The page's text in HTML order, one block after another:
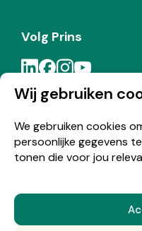
Wij gebruiken
We gebruiken cookies
persoonlijke gegevens
tonen die voor jou
Volg Prins
Meld je aan voor
© Copyright 2026 Prins